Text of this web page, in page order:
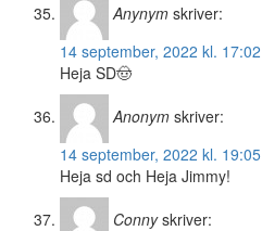
Anynym skriver:
14 september, 2022 kl. 17:02
Heja SD🤠
Anonym skriver:
14 september, 2022 kl. 19:05
Heja sd och Heja Jimmy!
Conny skriver: